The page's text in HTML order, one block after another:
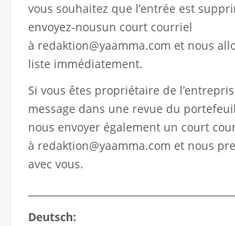
vous souhaitez que l’entrée est
envoyez-nousun court courriel
à redaktion@yaamma.com et nous
liste immédiatement.
Si vous êtes propriétaire de
message dans une revue du
nous envoyer également un court
à redaktion@yaamma.com et nous
avec vous.
Deutsch: